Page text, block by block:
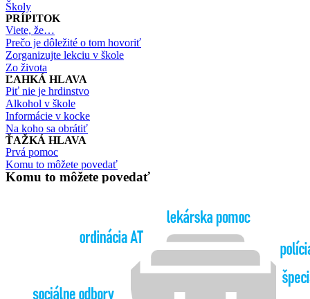
Školy
PRÍPITOK
Viete, že…
Prečo je dôležité o tom hovoriť
Zorganizujte lekciu v škole
Zo života
ĽAHKÁ HLAVA
Piť nie je hrdinstvo
Alkohol v škole
Informácie v kocke
Na koho sa obrátiť
ŤAŽKÁ HLAVA
Prvá pomoc
Komu to môžete povedať
Komu to môžete povedať